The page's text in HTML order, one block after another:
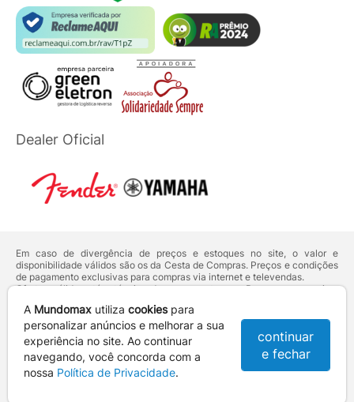
Dealer Oficial
Em caso de divergência de preços e estoques no site, o valor e
disponibilidade válidos são os da Cesta de Compras. Preços e condições
de pagamento exclusivas para compras via internet e televendas.
Ofertas válidas até o término de nossos estoques. Para compras acima
deVenda Corporativa.
Os preços apresentados no site prevalecem sobre outros anunciados em
qualquer outro meio de comunicação ou sites de buscas. Código de
Defesa do Consumidor:Lei nº 8.078.
Vendas sujeitas à confirmação de dados e análises de crédito e risco.
A Mundomax utiliza cookiespara
personalizar anúncios e melhorar a sua
experiência no site. Ao continuar
navegando, você concorda com a
nossa Política de Privacidade.
continuar
e fechar